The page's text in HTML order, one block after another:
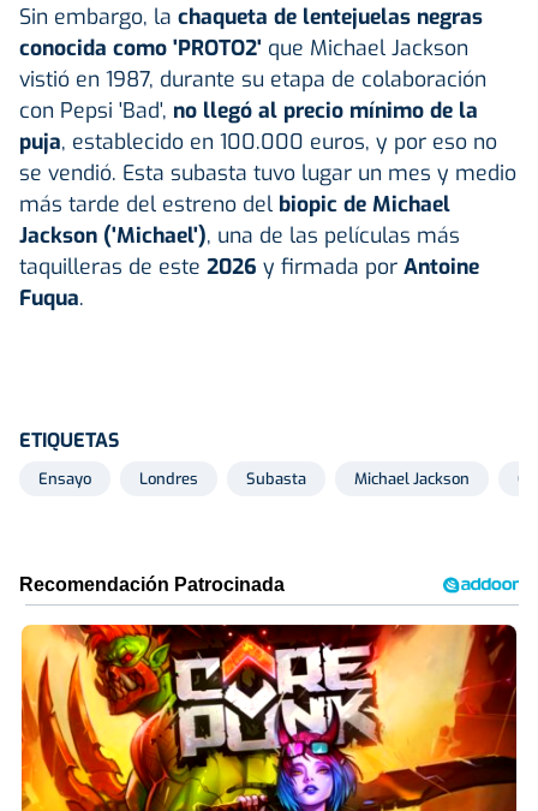
Sin embargo, la chaqueta de lentejuelas negras
conocida como 'PROTO2' que Michael Jackson
vistió en 1987, durante su etapa de colaboración
con Pepsi 'Bad', no llegó al precio mínimo de la
puja, establecido en 100.000 euros, y por eso no
se vendió. Esta subasta tuvo lugar un mes y medio
más tarde del estreno del biopic de Michael
Jackson ('Michael'), una de las películas más
taquilleras de este 2026 y firmada por Antoine
Fuqua.
ETIQUETAS
Ensayo Londres Subasta Michael Jackson